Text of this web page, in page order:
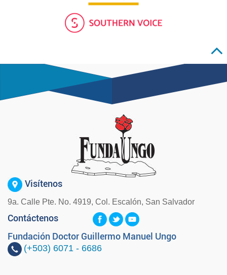
Visítenos
9a. Calle Pte. No. 4919, Col. Escalón, San Salvador
Contáctenos
Fundación Doctor Guillermo Manuel Ungo
(+503) 6071 - 6686